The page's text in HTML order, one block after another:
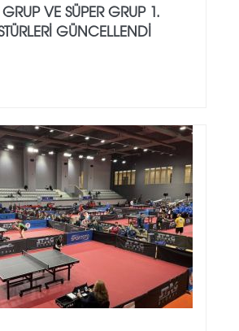
GRUP VE SÜPER GRUP 1.
GÜNCELLENDI